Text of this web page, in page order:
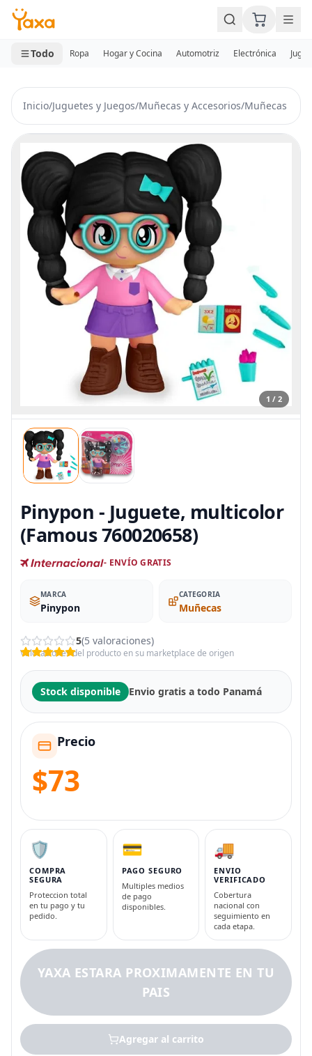
MINI CARRITO
0 productos
Todo Ropa Hogar y Cocina Automotriz Electrónica
Inicio/Juguetes y Juegos/Muñecas y Accesorios/Muñecas
1 / 2
Pinypon - Juguete, multicolor
(Famous 760020658)
- ENVÍO GRATIS
MARCA
Pinypon
CATEGORIA
Muñecas
5(5 valoraciones)
Valoraciones del producto en su marketplace de origen
Stock disponible Envio gratis a todo Panamá
Precio
$73
🛡️
COMPRA
SEGURA
Proteccion total
en tu pago y tu
pedido.
💳
PAGO SEGURO
Multiples medios
de pago
disponibles.
🚚
ENVIO
VERIFICADO
Cobertura
nacional con
seguimiento en
cada etapa.
YAXA ESTARA PROXIMAMENTE EN TU
PAIS
Agregar al carrito